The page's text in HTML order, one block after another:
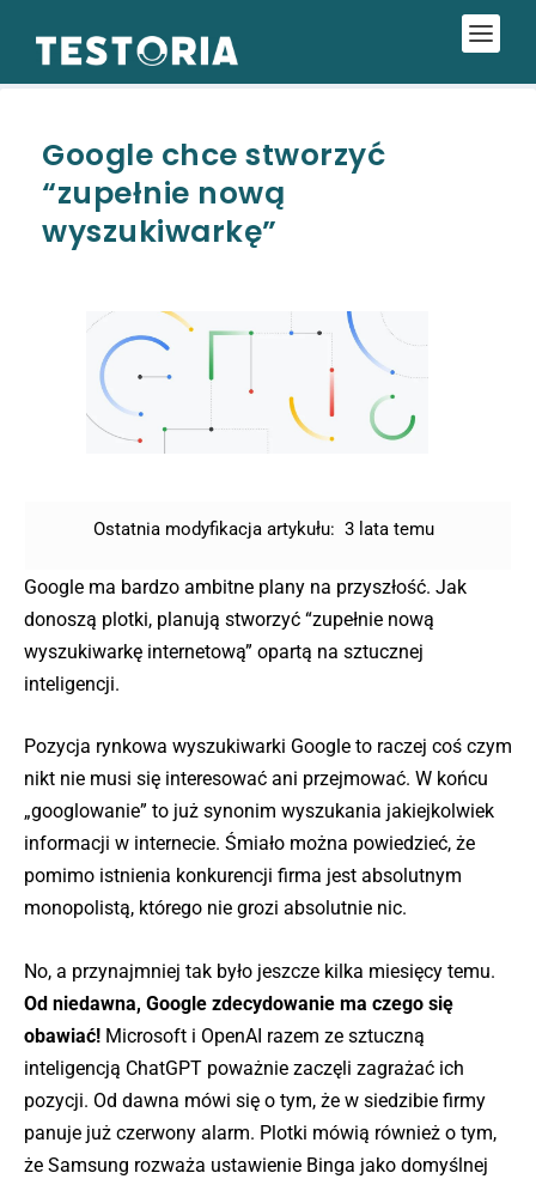
Google chce stworzyć
“zupełnie nową
wyszukiwarkę”
Ostatnia modyfikacja artykułu: 3 lata temu
Google ma bardzo ambitne plany na przyszłość. Jak
donoszą plotki, planują stworzyć “zupełnie nową
wyszukiwarkę internetową” opartą na sztucznej
inteligencji.
Pozycja rynkowa wyszukiwarki Google to raczej coś czym
nikt nie musi się interesować ani przejmować. W końcu
„googlowanie” to już synonim wyszukania jakiejkolwiek
informacji w internecie. Śmiało można powiedzieć, że
pomimo istnienia konkurencji firma jest absolutnym
monopolistą, którego nie grozi absolutnie nic.
No, a przynajmniej tak było jeszcze kilka miesięcy temu.
Od niedawna, Google zdecydowanie ma czego się
obawiać! Microsoft i OpenAI razem ze sztuczną
inteligencją ChatGPT poważnie zaczęli zagrażać ich
pozycji. Od dawna mówi się o tym, że w siedzibie firmy
panuje już czerwony alarm. Plotki mówią również o tym,
że Samsung rozważa ustawienie Binga jako domyślnej